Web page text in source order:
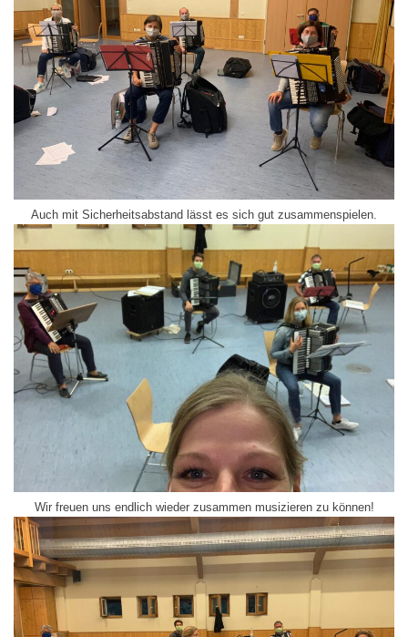
Auch mit Sicherheitsabstand lässt es sich gut zusammenspielen.
Wir freuen uns endlich wieder zusammen musizieren zu können!